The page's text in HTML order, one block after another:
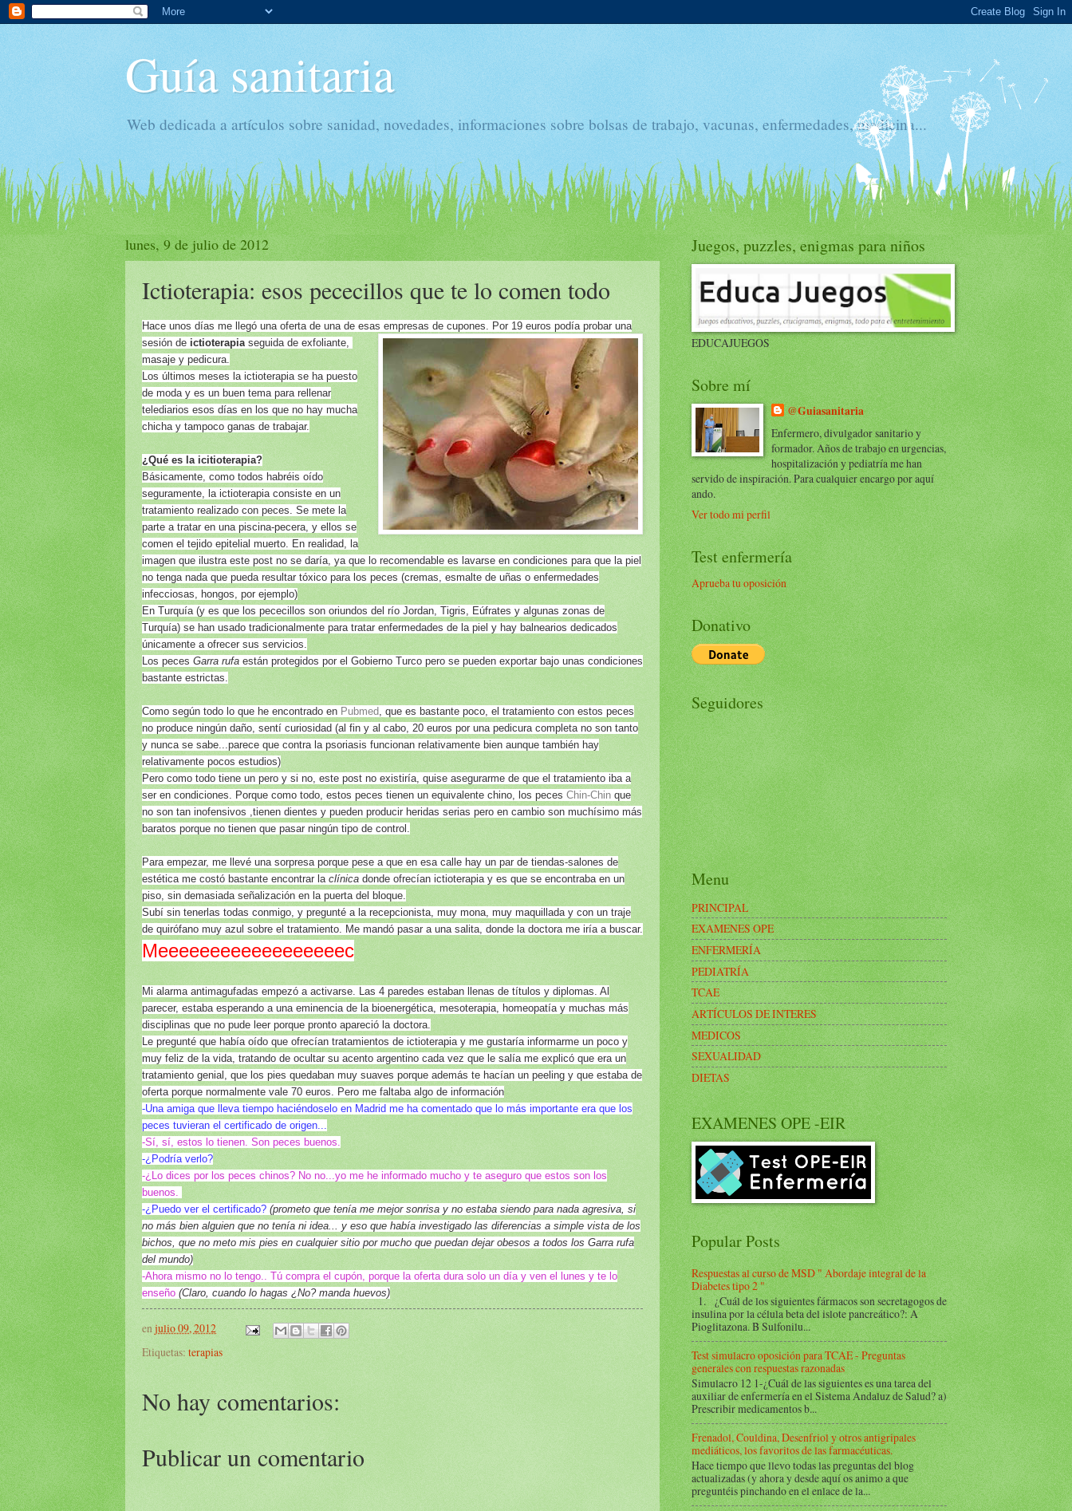
Guía sanitaria
Web dedicada a artículos sobre sanidad, novedades, informaciones sobre bolsas de trabajo, vacunas, enfermedades, medicina...
lunes, 9 de julio de 2012
Ictioterapia: esos pececillos que te lo comen todo
Hace unos días me llegó una oferta de una de esas empresas de cupones. Por 19 euros podía probar una
sesión de ictioterapia seguida de exfoliante,
masaje y pedicura.
Los últimos meses la ictioterapia se ha puesto
de moda y es un buen tema para rellenar
telediarios esos días en los que no hay mucha
chicha y tampoco ganas de trabajar.
¿Qué es la icitioterapia?
Básicamente, como todos habréis oído
seguramente, la ictioterapia consiste en un
tratamiento realizado con peces. Se mete la
parte a tratar en una piscina-pecera, y ellos se
comen el tejido epitelial muerto. En realidad, la
imagen que ilustra este post no se daría, ya que lo recomendable es lavarse en condiciones para que la piel
no tenga nada que pueda resultar tóxico para los peces (cremas, esmalte de uñas o enfermedades
infecciosas, hongos, por ejemplo)
En Turquía (y es que los pececillos son oriundos del río Jordan, Tigris, Eúfrates y algunas zonas de
Turquía) se han usado tradicionalmente para tratar enfermedades de la piel y hay balnearios dedicados
únicamente a ofrecer sus servicios.
Los peces Garra rufa están protegidos por el Gobierno Turco pero se pueden exportar bajo unas condiciones
bastante estrictas.
Como según todo lo que he encontrado en Pubmed , que es bastante poco, el tratamiento con estos peces
no produce ningún daño, sentí curiosidad (al fin y al cabo, 20 euros por una pedicura completa no son tanto
y nunca se sabe...parece que contra la psoriasis funcionan relativamente bien aunque también hay
relativamente pocos estudios)
Pero como todo tiene un pero y si no, este post no existiría, quise asegurarme de que el tratamiento iba a
ser en condiciones. Porque como todo, estos peces tienen un equivalente chino, los peces Chin-Chin que
no son tan inofensivos ,tienen dientes y pueden producir heridas serias pero en cambio son muchísimo más
baratos porque no tienen que pasar ningún tipo de control.
Para empezar, me llevé una sorpresa porque pese a que en esa calle hay un par de tiendas-salones de
estética me costó bastante encontrar la clínica donde ofrecían ictioterapia y es que se encontraba en un
piso, sin demasiada señalización en la puerta del bloque.
Subí sin tenerlas todas conmigo, y pregunté a la recepcionista, muy mona, muy maquillada y con un traje
de quirófano muy azul sobre el tratamiento. Me mandó pasar a una salita, donde la doctora me iría a buscar.
Meeeeeeeeeeeeeeeeeec
Mi alarma antimagufadas empezó a activarse. Las 4 paredes estaban llenas de títulos y diplomas. Al
parecer, estaba esperando a una eminencia de la bioenergética, mesoterapia, homeopatía y muchas más
disciplinas que no pude leer porque pronto apareció la doctora.
Le pregunté que había oído que ofrecían tratamientos de ictioterapia y me gustaría informarme un poco y
muy feliz de la vida, tratando de ocultar su acento argentino cada vez que le salía me explicó que era un
tratamiento genial, que los pies quedaban muy suaves porque además te hacían un peeling y que estaba de
oferta porque normalmente vale 70 euros. Pero me faltaba algo de información
-Una amiga que lleva tiempo haciéndoselo en Madrid me ha comentado que lo más importante era que los
peces tuvieran el certificado de origen...
-Sí, sí, estos lo tienen. Son peces buenos.
-¿Podría verlo?
-¿Lo dices por los peces chinos? No no...yo me he informado mucho y te aseguro que estos son los
buenos.
-¿Puedo ver el certificado? (prometo que tenía me mejor sonrisa y no estaba siendo para nada agresiva, si
no más bien alguien que no tenía ni idea... y eso que había investigado las diferencias a simple vista de los
bichos, que no meto mis pies en cualquier sitio por mucho que puedan dejar obesos a todos los Garra rufa
del mundo)
-Ahora mismo no lo tengo.. Tú compra el cupón, porque la oferta dura solo un día y ven el lunes y te lo
enseño (Claro, cuando lo hagas ¿No? manda huevos)
enjulio 09, 2012
Etiquetas: terapias
No hay comentarios:
Publicar un comentario
Juegos, puzzles, enigmas para niños
EDUCAJUEGOS
Sobre mí
@Guiasanitaria
Enfermero, divulgador sanitario y
formador. Años de trabajo en urgencias,
hospitalización y pediatría me han
servido de inspiración. Para cualquier encargo por aquí
ando.
Ver todo mi perfil
Test enfermería
Aprueba tu oposición
Donativo
Seguidores
Menu
PRINCIPAL
EXAMENES OPE
ENFERMERÍA
PEDIATRÍA
TCAE
ARTÍCULOS DE INTERES
MEDICOS
SEXUALIDAD
DIETAS
EXAMENES OPE -EIR
Popular Posts
Respuestas al curso de MSD " Abordaje integral de la
Diabetes tipo 2 "
1. ¿Cuál de los siguientes fármacos son secretagogos de
insulina por la célula beta del islote pancreático?: A
Pioglitazona. B Sulfonilu...
Test simulacro oposición para TCAE - Preguntas
generales con respuestas razonadas
Simulacro 12 1-¿Cuál de las siguientes es una tarea del
auxiliar de enfermería en el Sistema Andaluz de Salud? a)
Prescribir medicamentos b...
Frenadol, Couldina, Desenfriol y otros antigripales
mediáticos, los favoritos de las farmacéuticas.
Hace tiempo que llevo todas las preguntas del blog
actualizadas (y ahora y desde aquí os animo a que
preguntéis pinchando en el enlace de la...